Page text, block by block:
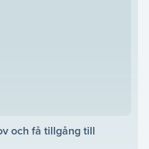
och få tillgång till